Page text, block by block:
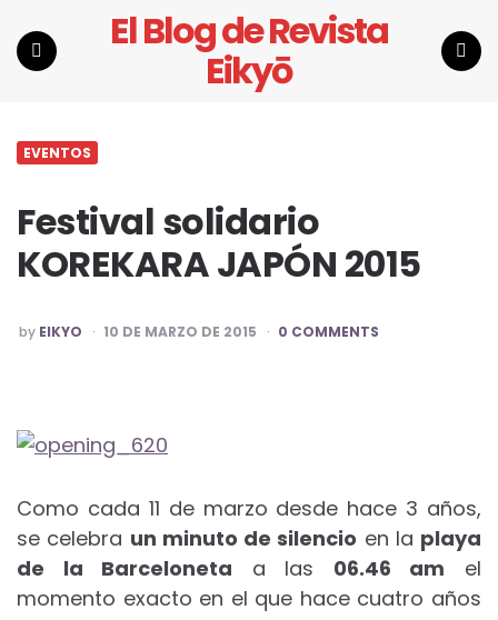
El Blog de Revista
Eikyō
EVENTOS
Festival solidario
KOREKARA JAPÓN 2015
POSTED
BY
by EIKYO 10 DE MARZO DE 2015 0 COMMENTS
Como cada 11 de marzo desde hace 3 años,
se celebra un minuto de silencio en la playa
de la Barceloneta a las 06.46 am el
momento exacto en el que hace cuatro años